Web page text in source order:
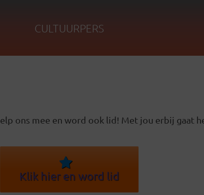
CULTUURPERS
ons mee en word ook lid! Met jou erbij gaat
Klik hier en word lid